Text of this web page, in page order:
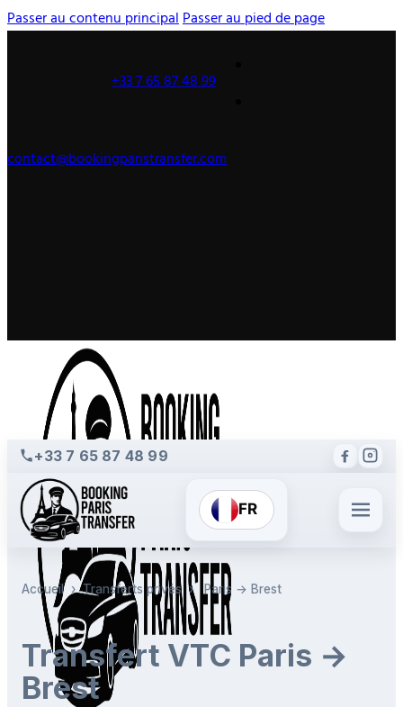
Passer au contenu principalPasser au pied de page
+33 7 65 87 48 99
contact@bookingparistransfer.com
+33 7 65 87 48 99
FR
Accueil › Transferts privés › Paris → Brest
Transfert VTC Paris →
Brest